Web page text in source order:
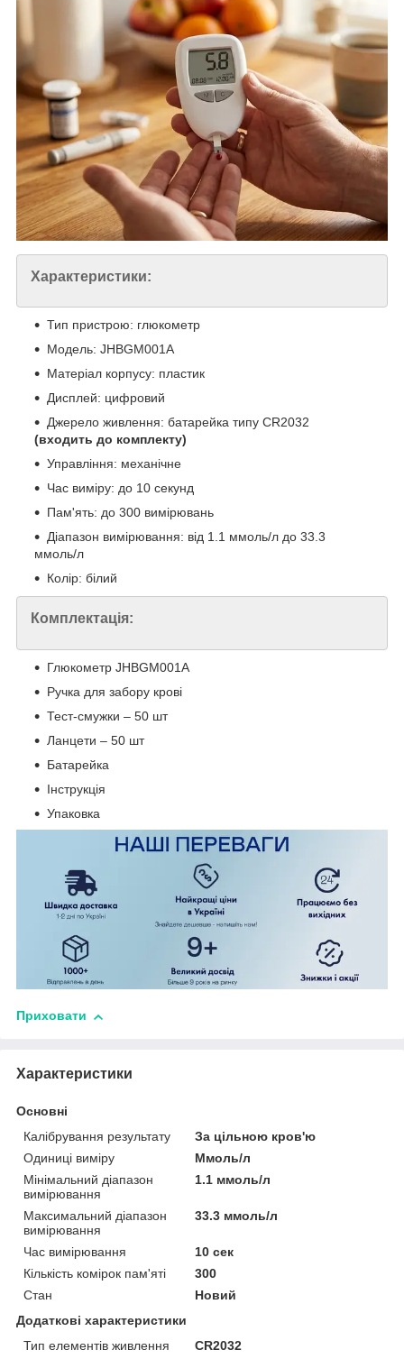
Характеристики:
Тип пристрою: глюкометр
Модель: JHBGM001A
Матеріал корпусу: пластик
Дисплей: цифровий
Джерело живлення: батарейка типу CR2032
(входить до комплекту)
Управління: механічне
Час виміру: до 10 секунд
Пам'ять: до 300 вимірювань
Діапазон вимірювання: від 1.1 ммоль/л до 33.3
ммоль/л
Колір: білий
Комплектація:
Глюкометр JHBGM001A
Ручка для забору крові
Тест-смужки – 50 шт
Ланцети – 50 шт
Батарейка
Інструкція
Упаковка
Приховати
Характеристики
Основні
Калібрування результату
За цільною кров'ю
Одиниці виміру
Ммоль/л
Мінімальний діапазон
вимірювання
1.1 ммоль/л
Максимальний діапазон
вимірювання
33.3 ммоль/л
Час вимірювання
10 сек
Кількість комірок пам'яті
300
Стан
Новий
Додаткові характеристики
Тип елементів живлення
CR2032